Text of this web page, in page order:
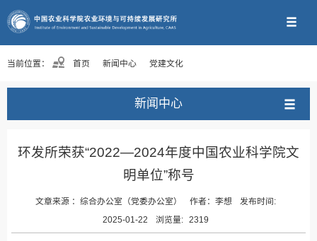
当前位置： 首页 新闻中心 党建文化
新闻中心
环发所荣获“2022—2024年度中国农业科学院文
明单位”称号
文章来源 ： 综合办公室（党委办公室） 作者： 李想
发布时间:
2025-01-22
浏览量: 2319